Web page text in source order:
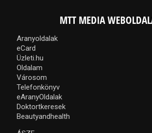
MTT MEDIA
Aranyoldalak
eCard
Üzleti.hu
Oldalam
Városom
Telefonkönyv
eAranyOldalak
Doktortkeresek
Beautyandhealth